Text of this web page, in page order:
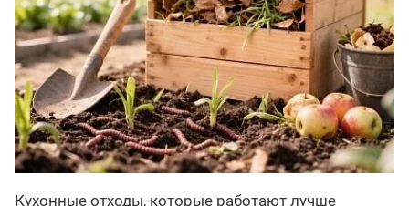
Кухонные отходы, которые работают лучше